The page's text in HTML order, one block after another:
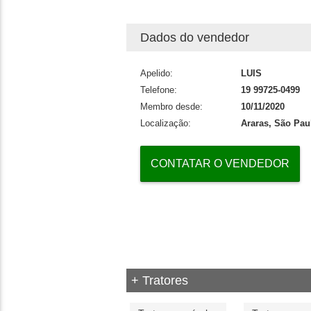
Dados do vendedor
Apelido:
LUIS
Telefone:
19 99725-0499
Membro desde:
10/11/2020
Localização:
Araras, São
CONTATAR O VENDEDOR
+ Tratores